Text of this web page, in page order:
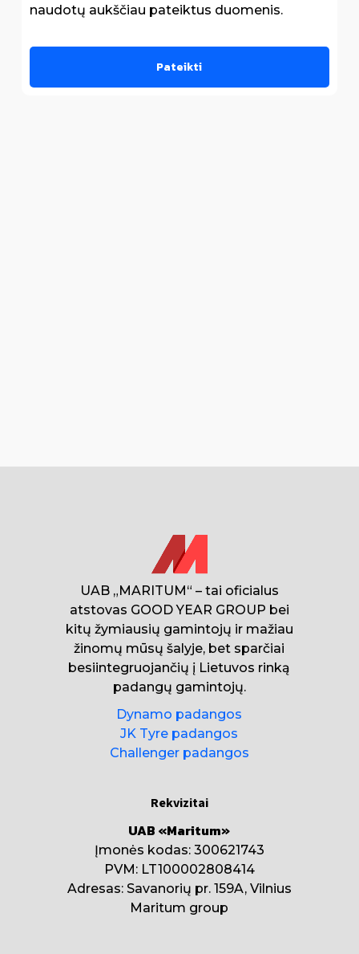
naudotų aukščiau pateiktus duomenis.
UAB „MARITUM“ – tai oficialus
atstovas GOOD YEAR GROUP bei
kitų žymiausių gamintojų ir mažiau
žinomų mūsų šalyje, bet sparčiai
besiintegruojančių į Lietuvos rinką
padangų gamintojų.
Dynamo padangos
JK Tyre padangos
Challenger padangos
Rekvizitai
UAB «Maritum»
Įmonės kodas: 300621743
PVM: LT100002808414
Adresas: Savanorių pr. 159A, Vilnius
Maritum group